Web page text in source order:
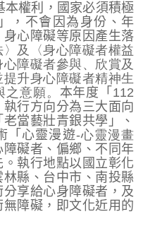
本權利，國家必須積極
，不會因為身份、年
心障礙等原因產生落
〉及〈身心障礙者權益
心障礙者參與、欣賞及
升身心障礙者精神生
意願。 本年度 「 112
行方向分為三大面向
老當藝壯青銀共學 」
、
「 心靈漫遊-心靈漫畫
障礙者、偏鄉、不同年
執行地點以國立彰化
林縣 、 台中市 、 南投縣
分享給心身障礙者 ，及
障礙，即文化近用的